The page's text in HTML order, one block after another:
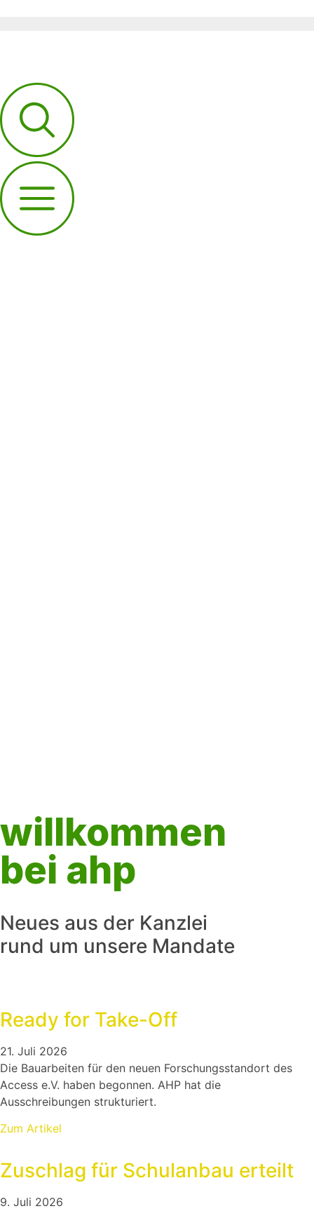
willkommen
bei ahp
Neues aus der Kanzlei
rund um unsere Mandate
Ready for Take-Off
21. Juli 2026
Die Bauarbeiten für den neuen Forschungsstandort des
Access e.V. haben begonnen. AHP hat die
Ausschreibungen strukturiert.
Zum Artikel
Zuschlag für Schulanbau erteilt
9. Juli 2026